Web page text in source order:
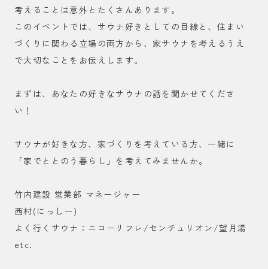
考えることは意外とたくさんあります。
このイベントでは、サウナ好きとしての目線と、住まい
づくりに関わる立場の両方から、家サウナを考えるうえ
で大切なことをお伝えします。
まずは、あなたの好きなサウナの話を聞かせてくださ
い！
サウナが好きな方、家づくりを考えている方、一緒に
「家でととのう暮らし」を考えてみませんか。
竹内建設 営業部 マネージャー
西村(にっしー)
よく行くサウナ：ニコーリフレ/センチュリオン/望月湯
etc.